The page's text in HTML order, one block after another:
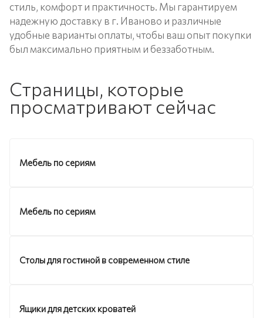
стиль, комфорт и практичность. Мы гарантируем
надежную доставку в г. Иваново и различные
удобные варианты оплаты, чтобы ваш опыт покупки
был максимально приятным и беззаботным.
Страницы, которые
просматривают сейчас
Мебель по сериям
Мебель по сериям
Столы для гостиной в современном стиле
Ящики для детских кроватей